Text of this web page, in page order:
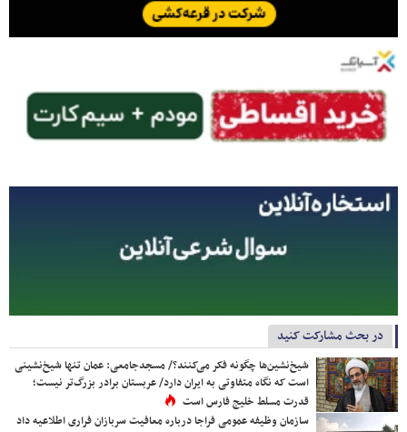
در بحث مشارکت کنید
شیخ‌نشین‌ها چگونه فکر می‌کنند؟/ مسجدجامعی: عمان تنها شیخ‌نشینی
است که نگاه متفاوتی به ایران دارد/ عربستان برادر بزرگ‌تر نیست؛
قدرت مسلط خلیج فارس است
سازمان وظیفه عمومی فراجا درباره معافیت سربازان فراری اطلاعیه داد